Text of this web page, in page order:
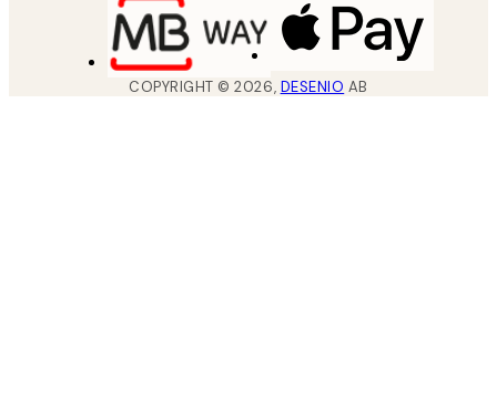
COPYRIGHT ©2026, DESENIO AB